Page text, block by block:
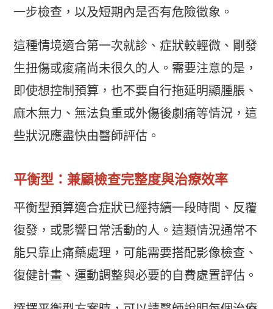
一步檢查，以及短期內是否有危險徵象。
這種情境適合第一次就診、症狀較輕微、剛發
生扭傷或痠痛尚未很久的人。需要注意的是，
即使想控制預算，也不要自行拖延明顯腫脹、
麻木無力、無法負重或外傷後劇痛等情況，這
些狀況應盡快由醫師評估。
平衡型：兼顧檢查完整度與治療效率
平衡型預算適合症狀已經持續一段時間、反覆
復發，或影響日常活動的人。這類情況通常不
能只靠止痛藥處理，可能需要搭配影像檢查、
復健計畫、運動調整與必要的自費處置評估。